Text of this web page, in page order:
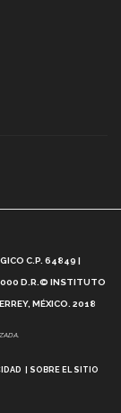
(video)
Artificial, Paola
C.P. 64849 |
D.R.© INSTITUTO
MÉXICO. 2018
SOBRE EL SITIO